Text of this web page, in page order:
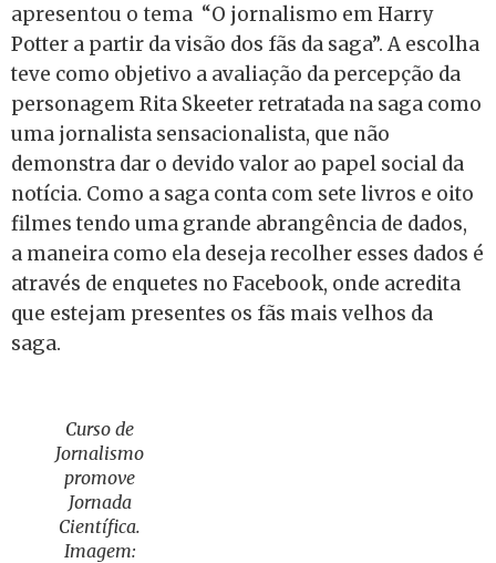
apresentou o tema “O jornalismo em Harry
Potter a partir da visão dos fãs da saga”. A escolha
teve como objetivo a avaliação da percepção da
personagem Rita Skeeter retratada na saga como
uma jornalista sensacionalista, que não
demonstra dar o devido valor ao papel social da
notícia. Como a saga conta com sete livros e oito
filmes tendo uma grande abrangência de dados,
a maneira como ela deseja recolher esses dados é
através de enquetes no Facebook, onde acredita
que estejam presentes os fãs mais velhos da
saga.
Curso de
Jornalismo
promove
Jornada
Científica.
Imagem: